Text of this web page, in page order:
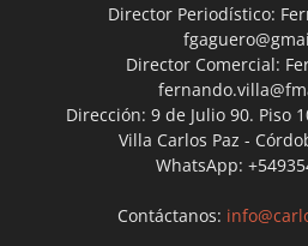
Director Periodístico:
Director Comercial:
Dirección: 9 de Julio 90. Piso
Villa Carlos Paz -
WhatsApp:
Contáctanos: